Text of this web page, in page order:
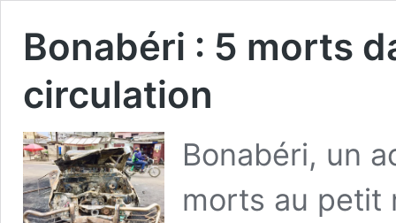
Bonabéri : 5 morts
circulation
Bonabéri, un
morts au petit